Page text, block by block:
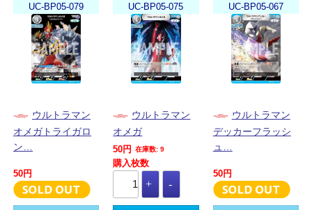
UC-BP05-079
ウルトラマン
オメガトライガロ
ン…
50円
UC-BP05-075
ウルトラマン
オメガ
50円 在庫数: 9
購入枚数
UC-BP05-067
ウルトラマン
デッカーフラッシ
ュ…
50円